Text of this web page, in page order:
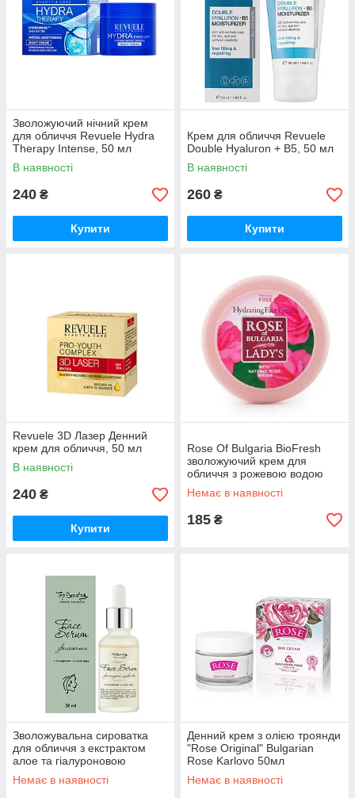
Зволожуючий нічний крем
для обличчя Revuele Hydra
Therapy Intense, 50 мл
В наявності
240 ₴
Купити
Крем для обличчя Revuele
Double Hyaluron + B5, 50 мл
В наявності
260 ₴
Купити
Revuele 3D Лазер Денний
крем для обличчя, 50 мл
В наявності
240 ₴
Купити
Rose Of Bulgaria BioFresh
зволожуючий крем для
обличчя з рожевою водою
100 мл
Немає в наявності
185 ₴
Зволожувальна сироватка
для обличчя з екстрактом
алое та гіалуроновою
кислотою
Немає в наявності
Денний крем з олією троянди
"Rose Original" Bulgarian
Rose Karlovo 50мл
Немає в наявності